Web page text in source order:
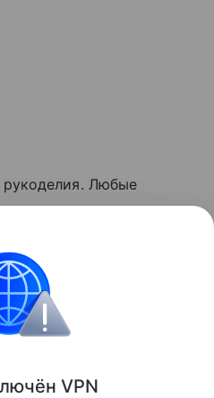
рукоделия. Любые
плетение – рискуют
праздники
Поделиться
ён VPN